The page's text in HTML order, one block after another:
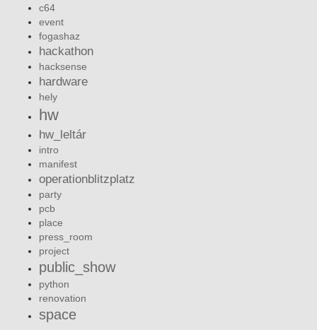
c64
event
fogashaz
hackathon
hacksense
hardware
hely
hw
hw_leltár
intro
manifest
operationblitzplatz
party
pcb
place
press_room
project
public_show
python
renovation
space